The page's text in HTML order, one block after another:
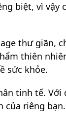
biệt, vì
thư
thiên
sức khỏe.
tinh tế.
riêng